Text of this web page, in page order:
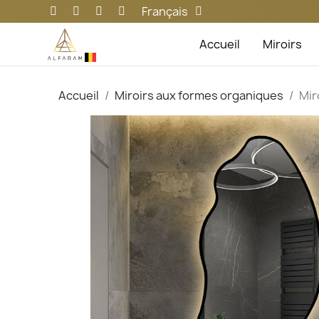
Français
Accueil Miroirs
Accueil Miroirs aux formes organiques